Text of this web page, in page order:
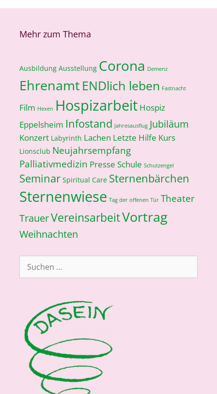
Mehr zum Thema
Ausbildung Ausstellung Corona Demenz
Ehrenamt ENDlich leben Fastnacht
Film Hexen Hospizarbeit Hospiz
Eppelsheim Infostand Jahresausflug Jubiläum
Konzert Labyrinth Lachen Letzte Hilfe Kurs
Lionsclub Neujahrsempfang
Palliativmedizin Presse Schule Schutzengel
Seminar Spiritual Care Sternenbärchen
Sternenwiese Tag der offenen Tür Theater
TrauerVereinsarbeitVortrag
Weihnachten
nach: